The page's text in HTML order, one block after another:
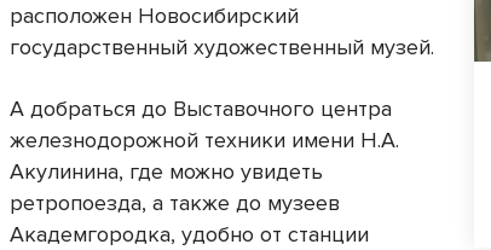
расположен Новосибирский
государственный художественный музей.
А добраться до Выставочного центра
железнодорожной техники имени Н.А.
Акулинина, где можно увидеть
ретропоезда, а также до музеев
Академгородка, удобно от станции